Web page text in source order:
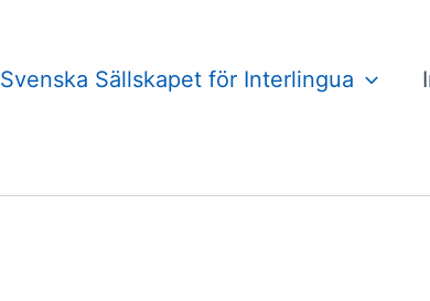
Svenska Sällskapet för Interlingua